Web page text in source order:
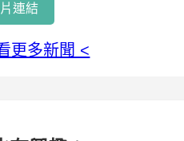
連結
更多新聞 <